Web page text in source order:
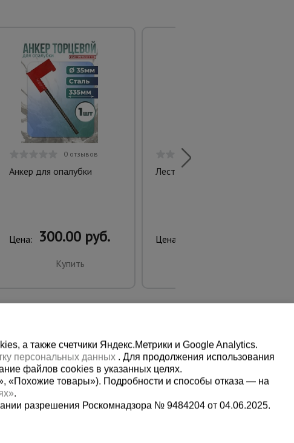
0 отзывов
Анкер для опалубки
Цена: 300.00 руб.
Купить
Лестница трансформер T203
Цена:
1-992
Мы в социальных сетях:
а также счетчики Яндекс.Метрики и Google Analytics.
персональных данных . Для продолжения использования
файлов cookies в указанных целях.
«Похожие товары»). Подробности и способы отказа — на
.
разрешения Роскомнадзора № 9484204 от 04.06.2025.